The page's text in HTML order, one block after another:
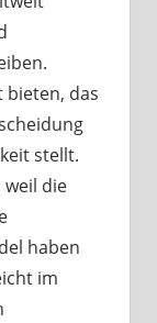
bieten, das
stellt.
weil die
haben
im